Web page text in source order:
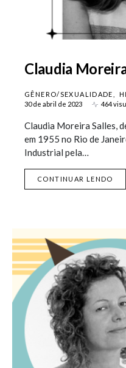
Claudia
GÊNERO/SEXUALIDADE
30 de abril de 2023
464
Claudia Moreira Salles,
em 1955 no Rio de
Industrial pela…
CONTINUAR LENDO